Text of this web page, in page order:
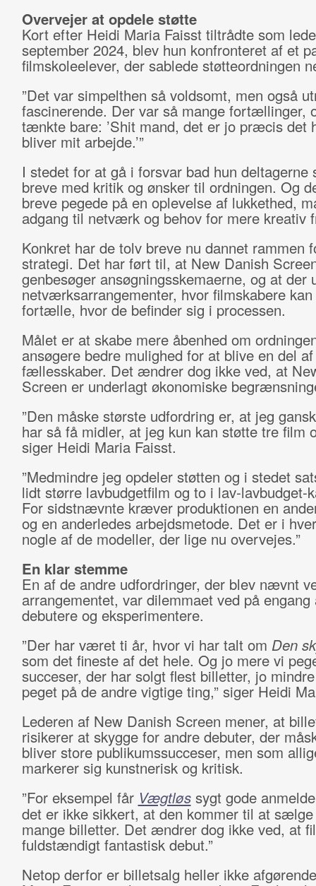
Overvejer at opdele støtte
Kort efter Heidi Maria Faisst tiltrådte som
september 2024, blev hun konfronteret af et
filmskoleelever, der sablede støtteordningen
”Det var simpelthen så voldsomt, men også
fascinerende. Der var så mange fortællinger,
tænkte bare: ’Shit mand, det er jo præcis det
bliver mit arbejde.’”
I stedet for at gå i forsvar bad hun deltagerne
breve med kritik og ønsker til ordningen. Og
breve pegede på en oplevelse af lukkethed,
adgang til netværk og behov for mere kreativ
Konkret har de tolv breve nu dannet rammen
strategi. Det har ført til, at New Danish
genbesøger ansøgningsskemaerne, og at der
netværksarrangementer, hvor filmskabere
fortælle, hvor de befinder sig i processen.
Målet er at skabe mere åbenhed om
ansøgere bedre mulighed for at blive en del
fællesskaber. Det ændrer dog ikke ved, at
Screen er underlagt økonomiske
”Den måske største udfordring er, at jeg
har så få midler, at jeg kun kan støtte tre film
siger Heidi Maria Faisst.
”Medmindre jeg opdeler støtten og i stedet
lidt større lavbudgetfilm og to i
For sidstnævnte kræver produktionen en
og en anderledes arbejdsmetode. Det er i
nogle af de modeller, der lige nu overvejes.”
En klar stemme
En af de andre udfordringer, der blev nævnt
arrangementet, var dilemmaet ved på engang
debutere og eksperimentere.
”Der har været ti år, hvor vi har talt om Den
som det fineste af det hele. Og jo mere vi
succeser, der har solgt flest billetter, jo
peget på de andre vigtige ting,” siger Heidi
Lederen af New Danish Screen mener, at
risikerer at skygge for andre debuter, der
bliver store publikumssucceser, men som
markerer sig kunstnerisk og kritisk.
”For eksempel får Vægtløssygt gode
det er ikke sikkert, at den kommer til at
mange billetter. Det ændrer dog ikke ved, at
fuldstændigt fantastisk debut.”
Netop derfor er billetsalg heller ikke